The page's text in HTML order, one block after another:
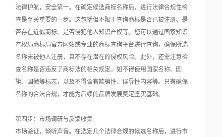
法律护航，安全第一。在确定候选商标名称后，进行法律合规性检
查是至关重要的一步。这包括但不限于查询商标是否已被注册、是
否存在近似商标、是否侵犯他人知识产权等。您可以通过国家知识
产权局商标局官方网站或专业的商标查询平台进行查询，确保所选
名称未被他人注册，且不存在潜在的侵权风险。此外，还需注意检
查名称是否违反了商标法的相关规定，如不得使用国家名称、国
旗、国徽等标志，以及不得含有欺骗性、误导性内容等。只有确保
名称的合法合规，才能为后续的品牌发展奠定坚实基础。
第四步：市场调研与反馈收集
市场验证，倾听声音。在选定几个法律合规的候选名称后，进行市